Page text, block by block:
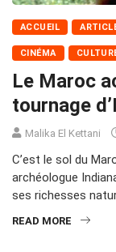
ACCUEIL
CINÉMA
Le Maroc
tournage
Malika El Kettani
C’est le sol du
archéologue
ses richesses
READ MORE